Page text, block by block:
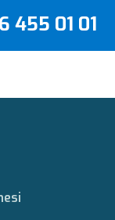
455 01 01